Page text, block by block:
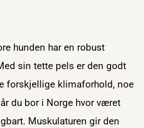
hunden har en robust
sin tette pels er den godt
forskjellige klimaforhold, noe
du bor i Norge hvor været
Muskulaturen gir den